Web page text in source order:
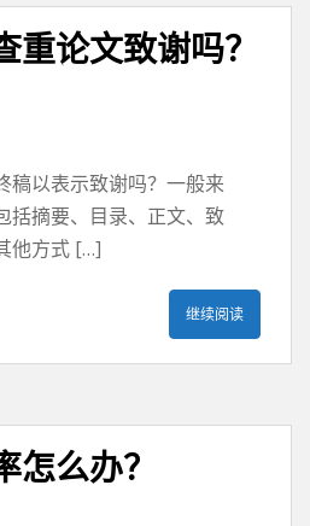
重论文致谢吗？
稿以表示致谢吗？一般来
括摘要、目录、正文、致
他方式 […]
继续阅读
怎么办？